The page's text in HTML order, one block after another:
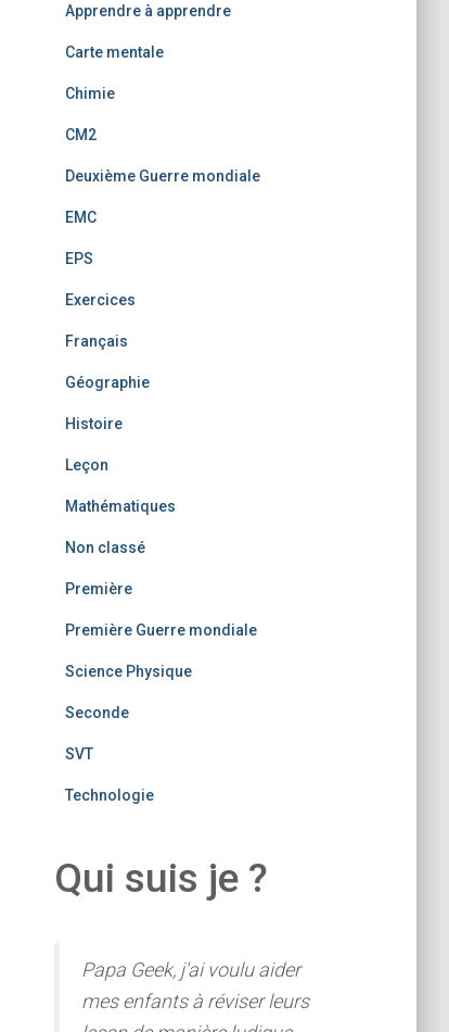
Apprendre à apprendre
Carte mentale
Chimie
CM2
Deuxième Guerre mondiale
EMC
EPS
Exercices
Français
Géographie
Histoire
Leçon
Mathématiques
Non classé
Première
Première Guerre mondiale
Science Physique
Seconde
SVT
Technologie
Qui suis je ?
Papa Geek, j'ai voulu aider
mes enfants à réviser leurs